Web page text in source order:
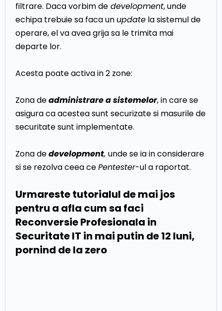
filtrare. Daca vorbim de development, unde
echipa trebuie sa faca un update la sistemul de
operare, el va avea grija sa le trimita mai
departe lor.
Acesta poate activa in 2 zone:
Zona deadministrare a sistemelor, in care se
asigura ca acestea sunt securizate si masurile de
securitate sunt implementate.
Zona dedevelopment, unde se ia in considerare
si se rezolva ceea cePentester-ul a raportat.
Urmareste tutorialul de mai jos
pentru a afla cum sa faci
Reconversie Profesionala in
Securitate IT in mai putin de 12 luni,
pornind de la zero